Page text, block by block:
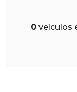
0 veículos